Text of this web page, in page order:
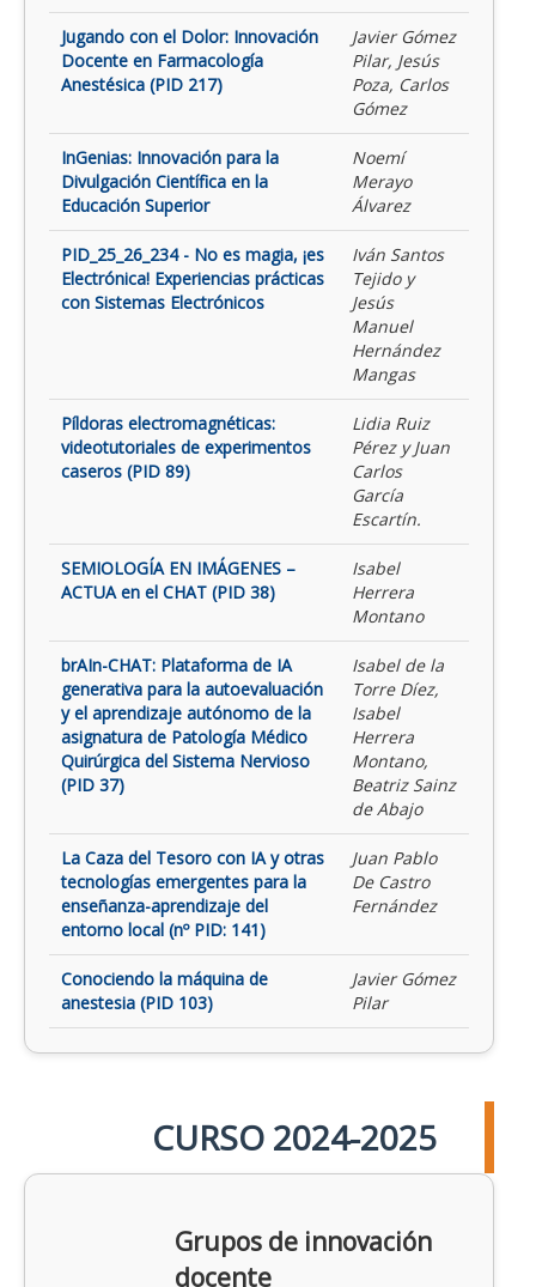
Jugando con el Dolor: Innovación
Docente en Farmacología
Anestésica (PID 217)
Javier Gómez
Pilar, Jesús
Poza, Carlos
Gómez
InGenias: Innovación para la
Divulgación Científica en la
Educación Superior
Noemí
Merayo
Álvarez
PID_25_26_234 - No es magia, ¡es
Electrónica! Experiencias prácticas
con Sistemas Electrónicos
Iván Santos
Tejido y
Jesús
Manuel
Hernández
Mangas
Píldoras electromagnéticas:
videotutoriales de experimentos
caseros (PID 89)
Lidia Ruiz
Pérez y Juan
Carlos
García
Escartín.
SEMIOLOGÍA EN IMÁGENES –
ACTUA en el CHAT (PID 38)
Isabel
Herrera
Montano
brAIn-CHAT: Plataforma de IA
generativa para la autoevaluación
y el aprendizaje autónomo de la
asignatura de Patología Médico
Quirúrgica del Sistema Nervioso
(PID 37)
Isabel de la
Torre Díez,
Isabel
Herrera
Montano,
Beatriz Sainz
de Abajo
La Caza del Tesoro con IA y otras
tecnologías emergentes para la
enseñanza-aprendizaje del
entorno local (nº PID: 141)
Juan Pablo
De Castro
Fernández
Conociendo la máquina de
anestesia (PID 103)
Javier Gómez
Pilar
CURSO 2024-2025
Grupos de innovación
docente